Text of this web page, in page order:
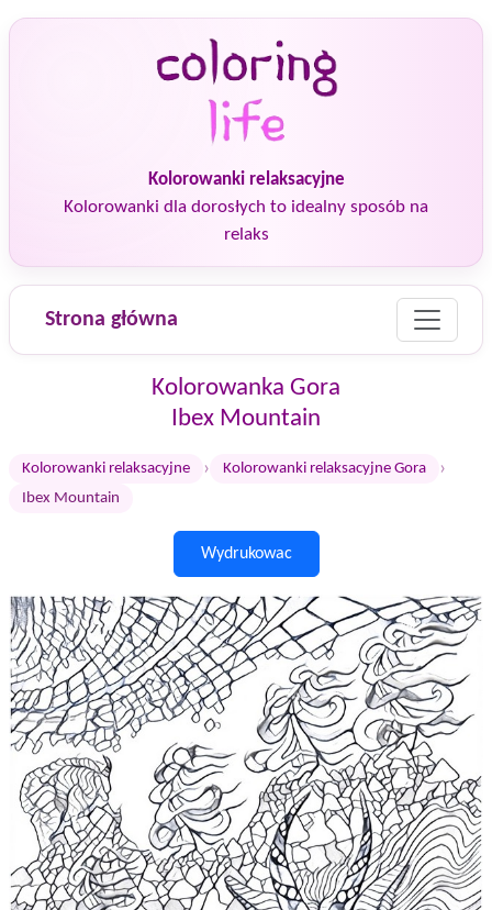
Kolorowanki relaksacyjne
Kolorowanki dla dorosłych to idealny sposób na
relaks
Strona główna
Kolorowanka Gora
Ibex Mountain
Kolorowanki relaksacyjne › Kolorowanki relaksacyjne Gora ›
Ibex Mountain
Wydrukowac